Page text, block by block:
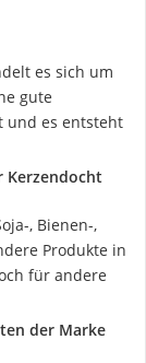
es sich um
gute
und es entsteht
Kerzendocht
, Bienen-,
Produkte in
für andere
der Marke